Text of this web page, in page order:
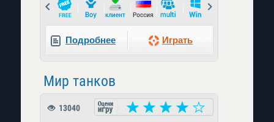
Prev
Подробнее Играть
Мир танков
13040